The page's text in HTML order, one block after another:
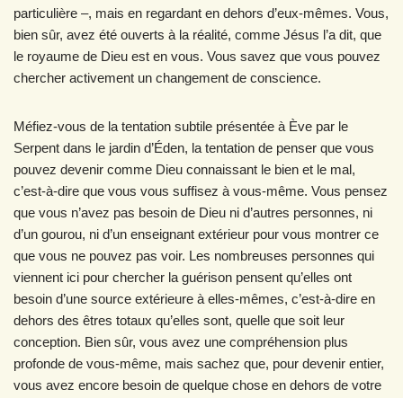
particulière –, mais en regardant en dehors d’eux-mêmes. Vous,
bien sûr, avez été ouverts à la réalité, comme Jésus l’a dit, que
le royaume de Dieu est en vous. Vous savez que vous pouvez
chercher activement un changement de conscience.
Méfiez-vous de la tentation subtile présentée à Ève par le
Serpent dans le jardin d’Éden, la tentation de penser que vous
pouvez devenir comme Dieu connaissant le bien et le mal,
c’est-à-dire que vous vous suffisez à vous-même. Vous pensez
que vous n’avez pas besoin de Dieu ni d’autres personnes, ni
d’un gourou, ni d’un enseignant extérieur pour vous montrer ce
que vous ne pouvez pas voir. Les nombreuses personnes qui
viennent ici pour chercher la guérison pensent qu’elles ont
besoin d’une source extérieure à elles-mêmes, c’est-à-dire en
dehors des êtres totaux qu’elles sont, quelle que soit leur
conception. Bien sûr, vous avez une compréhension plus
profonde de vous-même, mais sachez que, pour devenir entier,
vous avez encore besoin de quelque chose en dehors de votre